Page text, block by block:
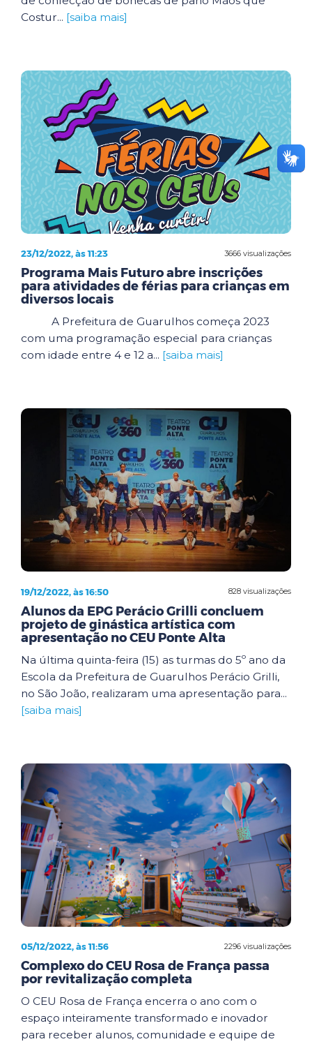
Costur... [saiba mais]
3666 visualizações
23/12/2022, às 11:23
Programa Mais Futuro abre inscrições
para atividades de férias para crianças em
diversos locais
A Prefeitura de Guarulhos começa 2023
com uma programação especial para crianças
com idade entre 4 e 12 a... [saiba mais]
828 visualizações
19/12/2022, às 16:50
Alunos da EPG Perácio Grilli concluem
projeto de ginástica artística com
apresentação no CEU Ponte Alta
Na última quinta-feira (15) as turmas do 5º ano da
Escola da Prefeitura de Guarulhos Perácio Grilli,
no São João, realizaram uma apresentação para...
[saiba mais]
2296 visualizações
05/12/2022, às 11:56
Complexo do CEU Rosa de França passa
por revitalização completa
O CEU Rosa de França encerra o ano com o
espaço inteiramente transformado e inovador
para receber alunos, comunidade e equipe de